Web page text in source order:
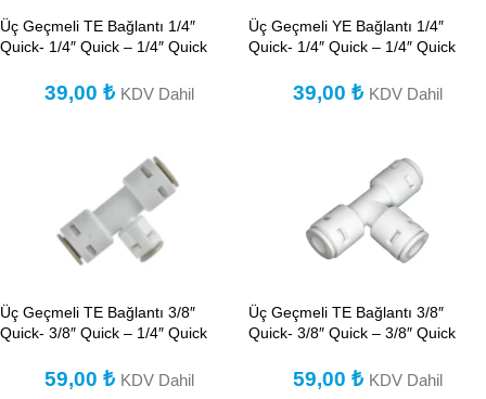
Üç Geçmeli TE Bağlantı 1/4″
Quick- 1/4″ Quick – 1/4″ Quick
39,00 ₺ KDV Dahil
Üç Geçmeli YE Bağlantı 1/4″
Quick- 1/4″ Quick – 1/4″ Quick
39,00 ₺ KDV Dahil
Üç Geçmeli TE Bağlantı 3/8″
Quick- 3/8″ Quick – 1/4″ Quick
59,00 ₺ KDV Dahil
Üç Geçmeli TE Bağlantı 3/8″
Quick- 3/8″ Quick – 3/8″ Quick
59,00 ₺ KDV Dahil